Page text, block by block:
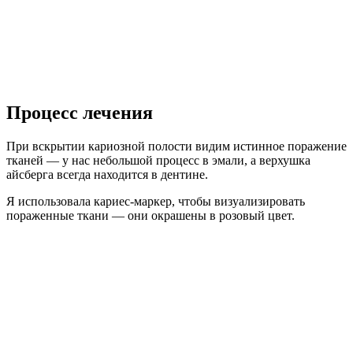
Процесс лечения
При вскрытии кариозной полости видим истинное поражение
тканей — у нас небольшой процесс в эмали, а верхушка
айсберга всегда находится в дентине.
Я использовала кариес-маркер, чтобы визуализировать
пораженные ткани — они окрашены в розовый цвет.